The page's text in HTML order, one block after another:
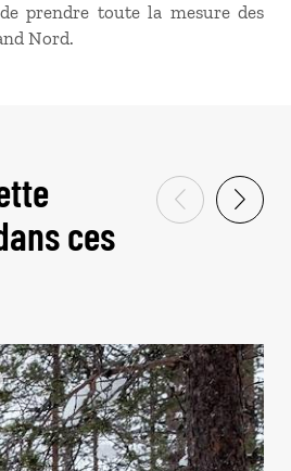
prendre toute la mesure des
Nord.
ces